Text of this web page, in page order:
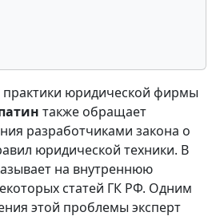
юридической фирмы
также обращает
разработчиками закона о
юридической техники. В
на внутреннюю
статей ГК РФ. Одним
этой проблемы эксперт